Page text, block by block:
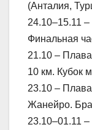
(Анталия,
24.10–15.11
Финальная
21.10 –
10 км. Кубок
23.10 –
Жанейро.
23.10–01.11